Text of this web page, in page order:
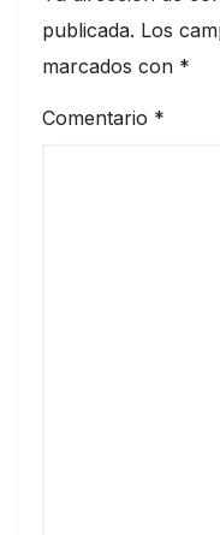
publicada. Los
marcados con *
Comentario *